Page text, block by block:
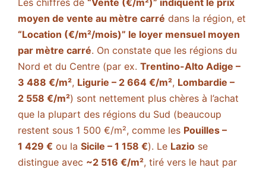
moyen de vente au mètre carré dans la région, et
“Location (€/m²/mois)” le loyer mensuel moyen
par mètre carré. On constate que les régions du
Nord et du Centre (par ex. Trentino-Alto Adige –
3 488 €/m², Ligurie – 2 664 €/m², Lombardie –
2 558 €/m²) sont nettement plus chères à l’achat
que la plupart des régions du Sud (beaucoup
restent sous 1 500 €/m², comme les Pouilles –
1 429 € ou la Sicile – 1 158 €)​. Le Lazio se
distingue avec ~2 516 €/m², tiré vers le haut par